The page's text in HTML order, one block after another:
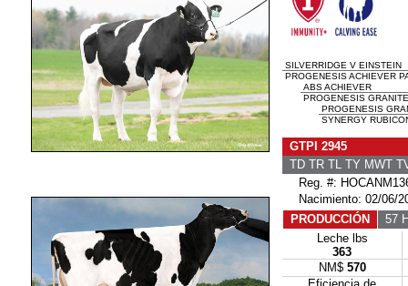
SILVERRIDGE V EINSTEIN
PROGENESIS ACHIEVER
ABS ACHIEVER
PROGENESIS
PROGENESIS
SYNERGY
GTPI 2945
TD TR TL TY MWT
Reg. #:
Nacimiento: 02/06/
PRODUCCIÓN
57
Leche lbs
363
NM$ 570